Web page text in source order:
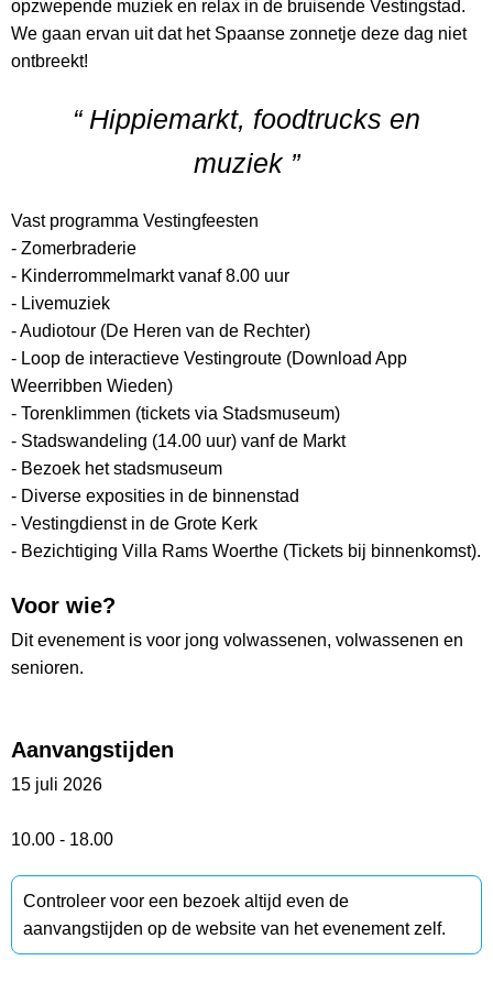
opzwepende muziek en relax in de bruisende Vestingstad.
We gaan ervan uit dat het Spaanse zonnetje deze dag niet
ontbreekt!
“ Hippiemarkt, foodtrucks en
muziek ”
Vast programma Vestingfeesten
- Zomerbraderie
- Kinderrommelmarkt vanaf 8.00 uur
- Livemuziek
- Audiotour (De Heren van de Rechter)
- Loop de interactieve Vestingroute (Download App
Weerribben Wieden)
- Torenklimmen (tickets via Stadsmuseum)
- Stadswandeling (14.00 uur) vanf de Markt
- Bezoek het stadsmuseum
- Diverse exposities in de binnenstad
- Vestingdienst in de Grote Kerk
- Bezichtiging Villa Rams Woerthe (Tickets bij binnenkomst).
Voor wie?
Dit evenement is voor jong volwassenen, volwassenen en
senioren.
Aanvangstijden
15 juli 2026
10.00 - 18.00
Controleer voor een bezoek altijd even de
aanvangstijden op de website van het evenement zelf.